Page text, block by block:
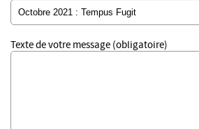
Texte de votre message (obligatoire)